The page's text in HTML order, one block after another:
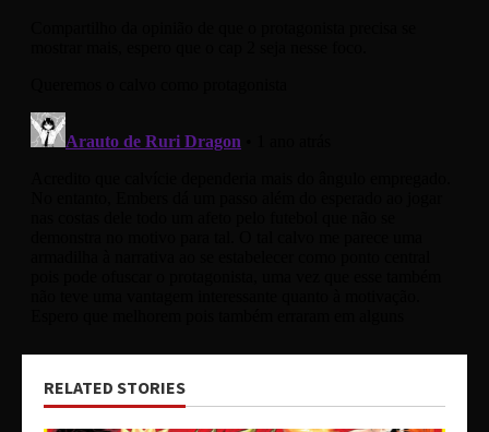
RELATED STORIES